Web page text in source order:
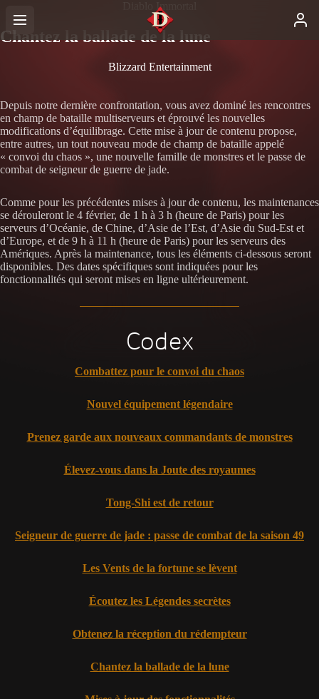
Diablo Immortal
Chantez la ballade de la lune
Blizzard Entertainment
Depuis notre dernière confrontation, vous avez dominé les rencontres
en champ de bataille multiserveurs et éprouvé les nouvelles
modifications d’équilibrage. Cette mise à jour de contenu propose,
entre autres, un tout nouveau mode de champ de bataille appelé
« convoi du chaos », une nouvelle famille de monstres et le passe de
combat de seigneur de guerre de jade.
Comme pour les précédentes mises à jour de contenu, les maintenances
se dérouleront le 4 février, de 1 h à 3 h (heure de Paris) pour les
serveurs d’Océanie, de Chine, d’Asie de l’Est, d’Asie du Sud-Est et
d’Europe, et de 9 h à 11 h (heure de Paris) pour les serveurs des
Amériques. Après la maintenance, tous les éléments ci-dessous seront
disponibles. Des dates spécifiques sont indiquées pour les
fonctionnalités qui seront mises en ligne ultérieurement.
Codex
Combattez pour le convoi du chaos
Nouvel équipement légendaire
Prenez garde aux nouveaux commandants de monstres
Élevez-vous dans la Joute des royaumes
Tong-Shi est de retour
Seigneur de guerre de jade : passe de combat de la saison 49
Les Vents de la fortune se lèvent
Écoutez les Légendes secrètes
Obtenez la réception du rédempteur
Chantez la ballade de la lune